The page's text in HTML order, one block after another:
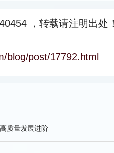
，转载请注明出处！
blog/post/17792.html
质量发展进阶